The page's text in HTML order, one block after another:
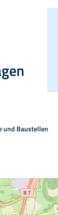
und Baustellen